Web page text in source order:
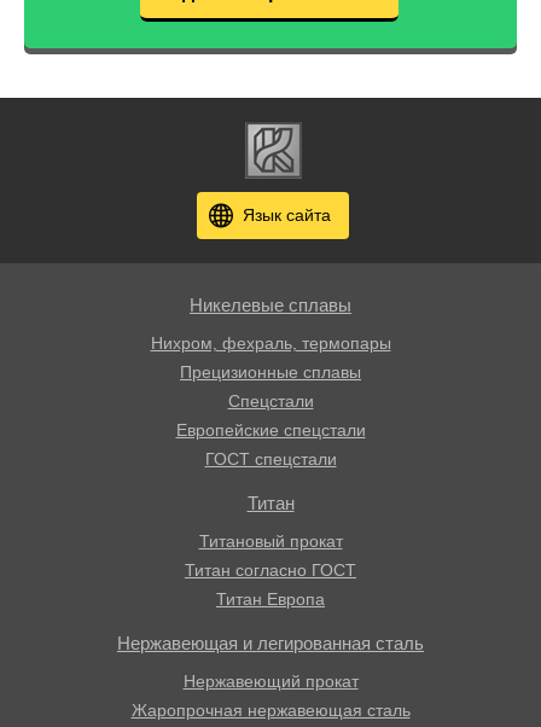
Язык сайта
Никелевые сплавы
Нихром, фехраль, термопары
Прецизионные сплавы
Спецстали
Европейские спецстали
ГОСТ спецстали
Титан
Титановый прокат
Титан согласно ГОСТ
Титан Европа
Нержавеющая и легированная сталь
Нержавеющий прокат
Жаропрочная нержавеющая сталь